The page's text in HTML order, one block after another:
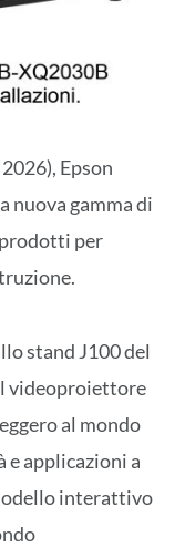
Epson
nuova gamma di
per
stand J100 del
videoproiettore
al mondo
applicazioni a
interattivo